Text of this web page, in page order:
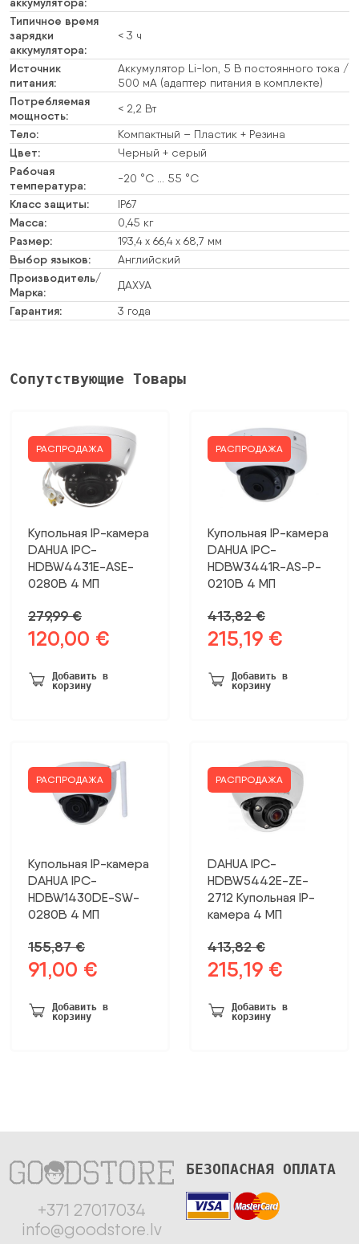
Типичное время
зарядки
аккумулятора:
< 3 ч
Источник
питания:
Аккумулятор Li-Ion, 5 В постоянного тока /
500 мА (адаптер питания в комплекте)
Потребляемая
мощность:
< 2,2 Вт
Тело: Компактный – Пластик + Резина
Цвет: Черный + серый
Рабочая
температура:
-20 °C … 55 °C
Класс защиты: IP67
Масса: 0,45 кг
Размер: 193,4 х 66,4 х 68,7 мм
Выбор языков: Английский
Производитель/
Марка:
ДАХУА
Гарантия: 3 года
Сопутствующие Товары
РАСПРОДАЖА
Купольная IP-камера
DAHUA IPC-
HDBW4431E-ASE-
0280B 4 МП
279,99€
Первоначальная
была:
279,99 €.
120,00 €
Добавить в
корзину
РАСПРОДАЖА
Купольная IP-камера
DAHUA IPC-
HDBW3441R-AS-P-
0210B 4 МП
413,82€
Первоначальная
была:
413,82 €.
215,19 €
215,19 €.
Добавить в
корзину
РАСПРОДАЖА
Купольная IP-камера
DAHUA IPC-
HDBW1430DE-SW-
0280B 4 МП
155,87€
Первоначальная
была:
155,87 €.
91,00 €
91,00 €.
Добавить в
корзину
РАСПРОДАЖА
DAHUA IPC-
HDBW5442E-ZE-
2712 Купольная IP-
камера 4 МП
413,82€
Первоначальная
была:
413,82 €.
215,19 €
215,19 €.
Добавить в
корзину
+371 27017034
info@goodstore.lv
БЕЗОПАСНАЯ ОПЛАТА